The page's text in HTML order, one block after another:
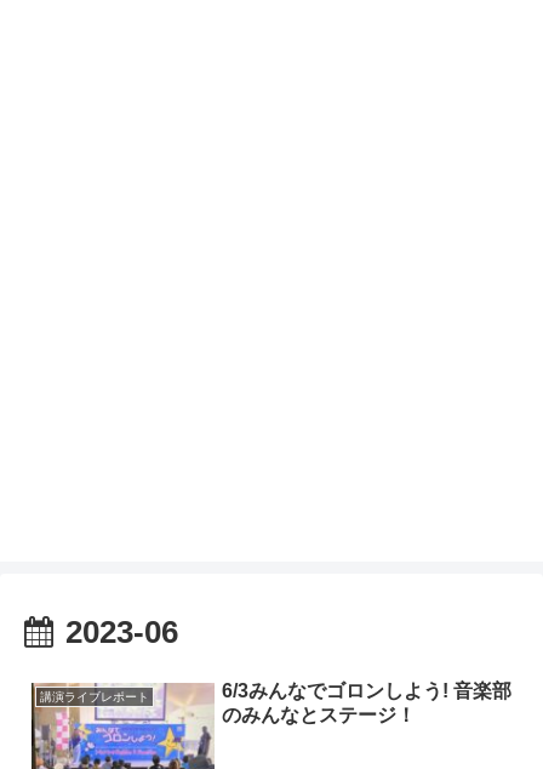
2023-06
講演ライブレポート
6/3みんなでゴロンしよう! 音楽部
のみんなとステージ！